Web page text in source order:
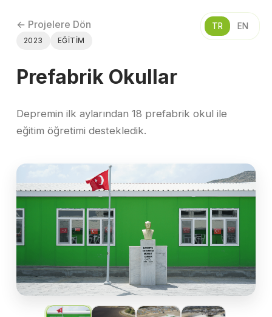
TR EN
← Projelere Dön
2023 EĞITIM
Prefabrik Okullar
Depremin ilk aylarından 18 prefabrik okul ile
eğitim öğretimi destekledik.